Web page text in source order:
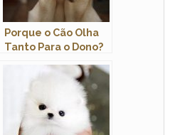
Porque o Cão Olha
Tanto Para o Dono?